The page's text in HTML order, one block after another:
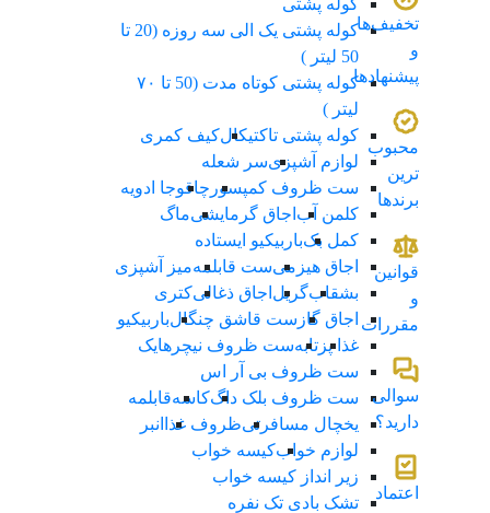
تخفیف‌ها
و
پیشنهادها
محبوب
ترین
برندها
قوانین
و
مقررات
سوالی
دارید؟
اعتماد
کوله پشتی
کوله پشتی یک الی سه روزه (20 تا
50 لیتر )
کوله پشتی کوتاه مدت (50 تا ۷۰
لیتر )
کوله پشتی تاکتیکالکیف کمری
لوازم آشپزیسر شعله
ست ظروف کمپسور چاقوجا ادویه
کلمن آب اجاق گرمایشیماگ
کمل بکباربیکیو ایستاده
اجاق هیزمیست قابلمهمیز آشپزی
بشقابگریل اجاق ذغالیکتری
اجاق گاز ست قاشق چنگالباربیکیو
غذا پز تابهست ظروف نیچرهایک
ست ظروف بی آر اس
ست ظروف بلک داگکاسهقابلمه
یخچال مسافرتیظروف غذا انبر
لوازم خوابکیسه خواب
زیر انداز کیسه خواب
تشک بادی تک نفره